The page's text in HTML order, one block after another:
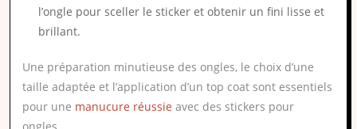
l’ongle pour sceller le sticker et obtenir un fini lisse et
brillant.
Une préparation minutieuse des ongles, le choix d’une
taille adaptée et l’application d’un top coat sont essentiels
pour une manucure réussie avec des stickers pour
ongles.